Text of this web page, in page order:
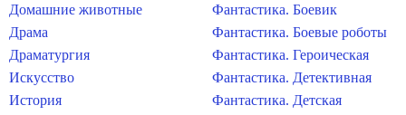
Домашние животные
Драма
Драматургия
Искусство
История
Фантастика. Боевик
Фантастика. Боевые роботы
Фантастика. Героическая
Фантастика. Детективная
Фантастика. Детская